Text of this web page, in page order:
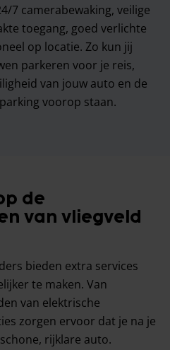
7 camerabewaking, veilige
toegang, goed verlichte
op locatie. Zo kun jij
parkeren voor je reis,
van jouw auto en de
voorop staan.
de
van vliegveld
bieden extra services
te maken. Van
van elektrische
zorgen ervoor dat je na je
rijklare auto.